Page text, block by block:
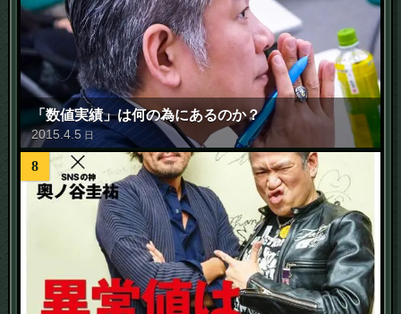
「数値実績」は何の為にあるのか？
2015 .4 .5 日
8